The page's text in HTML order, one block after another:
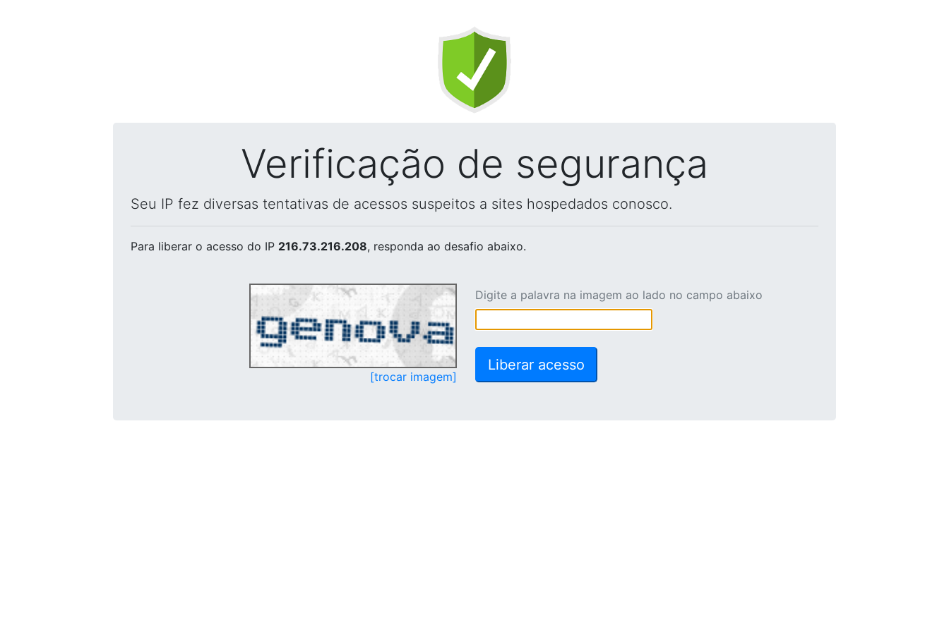
Verificação de segurança
Seu IP fez diversas tentativas de acessos suspeitos a sites hospedados conosco.
Para liberar o acesso do IP 216.73.216.208, responda ao desafio abaixo.
[trocar imagem]
Digite a palavra na imagem ao lado no campo abaixo